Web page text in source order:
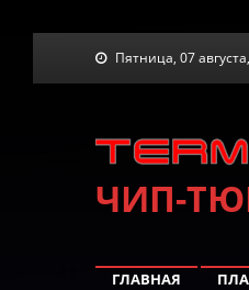
Пятница, 07
ЧИП-
ГЛАВНАЯ